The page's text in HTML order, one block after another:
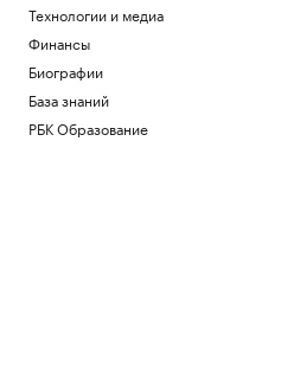
Технологии и медиа
Финансы
Биографии
База знаний
РБК Образование